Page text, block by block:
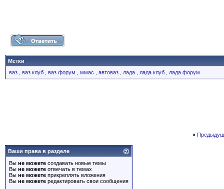
Метки
ваз
ваз клуб ваз форум ммас автоваз лада лада клуб лада форум
«
Ваши права в разделе
Вы не можете создавать новые темы
Вы не можете отвечать в темах
Вы не можете прикреплять вложения
Вы не можете редактировать свои сообщения